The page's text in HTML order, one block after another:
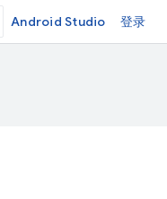
Android Studio 登录